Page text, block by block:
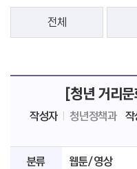
전체
[청년 거리
작성자 청년정책과 작
분류 웹툰/영상